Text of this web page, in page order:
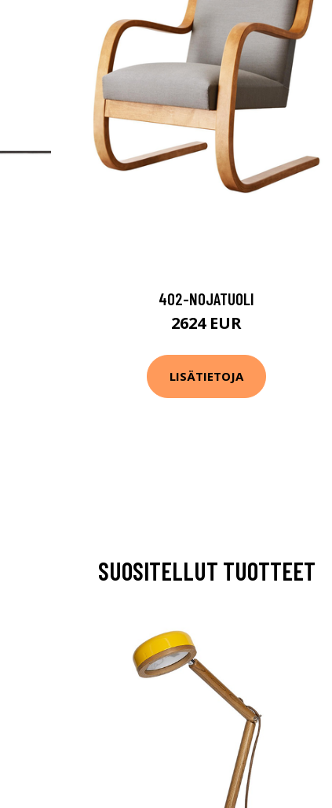
402-NOJATUOLI
2624 EUR
LISÄTIETOJA
SUOSITELLUT TUOTTEET